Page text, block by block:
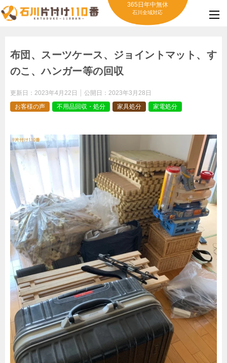
365日年中無休
石川全域対応
布団、スーツケース、ジョイントマット、す
のこ、ハンガー等の回収
更新日： 2023年4月22日 公開日： 2023年3月28日
お客様の声
不用品回収・処分 家具処分 家電処分